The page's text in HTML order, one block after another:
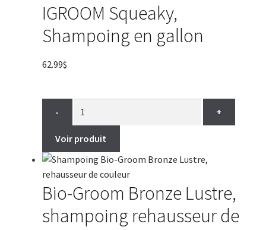
IGROOM Squeaky,
Shampoing en gallon
62.99$
- +
Voir produit
Bio-Groom Bronze Lustre,
shampoing rehausseur de